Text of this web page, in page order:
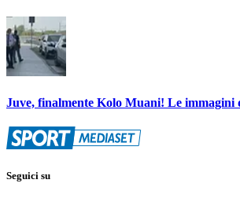
Juve, finalmente Kolo Muani! Le
Seguici su